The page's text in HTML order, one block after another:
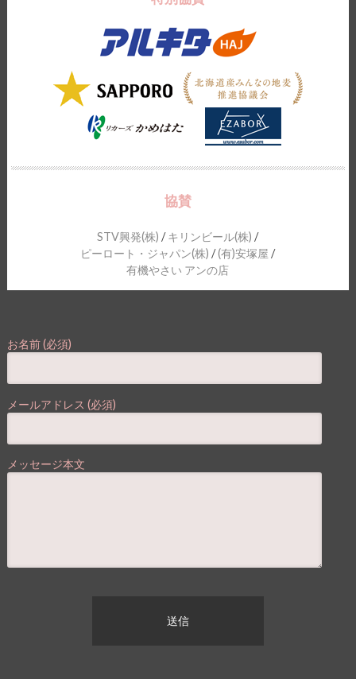
協賛
STV興発(株) /キリンビール(株) /
ピーロート・ジャパン(株) /(有)安塚屋 /
有機やさい アンの店
お名前 (必須)
メールアドレス (必須)
メッセージ本文